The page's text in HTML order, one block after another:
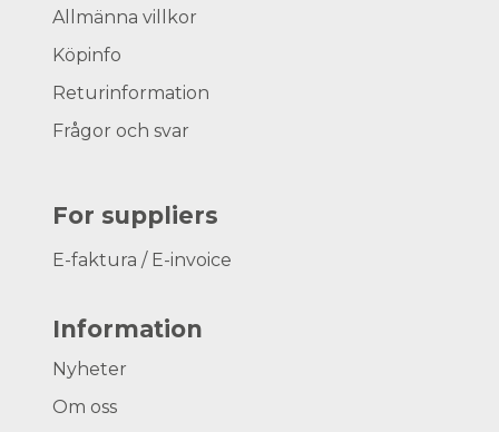
Allmänna villkor
Köpinfo
Returinformation
Frågor och svar
For suppliers
E-faktura / E-invoice
Information
Nyheter
Om oss